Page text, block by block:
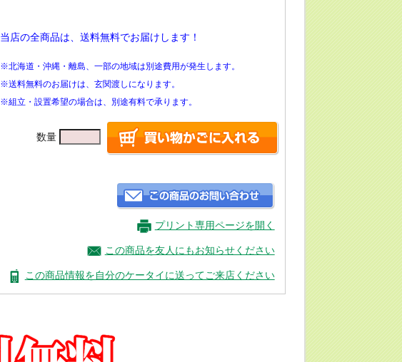
当店の全商品は、送料無料でお届けします！
※北海道・沖縄・離島、一部の地域は別途費用が発生します。
※送料無料のお届けは、玄関渡しになります。
※組立・設置希望の場合は、別途有料で承ります。
数量
プリント専用ページを開く
この商品を友人にもお知らせください
この商品情報を自分のケータイに送ってご来店ください